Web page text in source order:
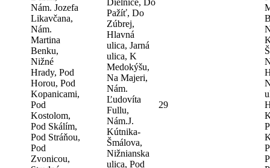
Nám. Jozefa
Likavčana,
Nám.
Martina
Benku,
Nižné
Hrady, Pod
Horou, Pod
Kopanicami,
Pod
Kostolom,
Pod Skálím,
Pod Stráňou,
Pod
Zvonicou,
Pažíť, Do
Zúbrej,
Hlavná
ulica, Jarná
ulica, K
Medokýšu,
Na Majeri,
Nám.
Ľudovíta
Fullu,
Nám.J.
Kútnika-
Šmálova,
Nižnianska
ulica, Pod
29